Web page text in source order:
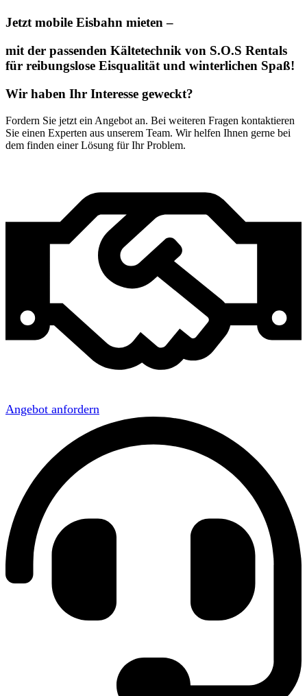
Jetzt mobile Eisbahn mieten–
mit der passenden Kältetechnik von S.O.S Rentals
für reibungslose Eisqualität und winterlichen Spaß!
Wir haben Ihr Interesse geweckt?
Fordern Sie jetzt ein Angebot an. Bei weiteren Fragen kontaktieren
Sie einen Experten aus unserem Team. Wir helfen Ihnen gerne bei
dem finden einer Lösung für Ihr Problem.
Angebot anfordern